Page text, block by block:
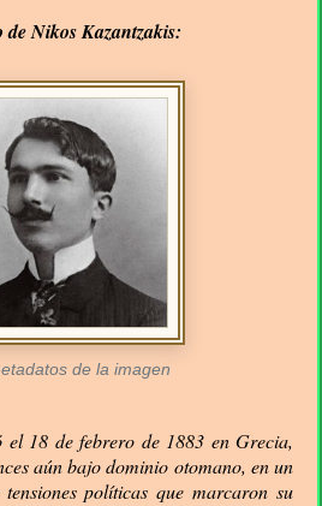
Nikos Kazantzakis:
de la imagen
el 18 de febrero de 1883 en Grecia,
aún bajo dominio otomano, en un
políticas que marcaron su